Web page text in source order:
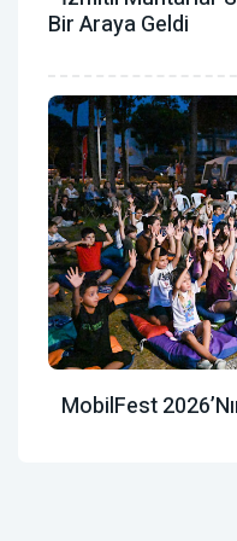
Bir Araya Geldi
MobilFest